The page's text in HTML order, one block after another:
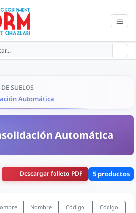
SUELOS
Automática
Automática
Descargar folleto PDF 5 productos
Nombre
Código
Código